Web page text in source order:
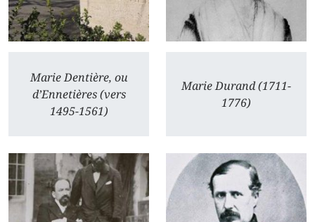
Marie Dentière, ou
d’Ennetières (vers
1495-1561)
Marie Durand (1711-
1776)